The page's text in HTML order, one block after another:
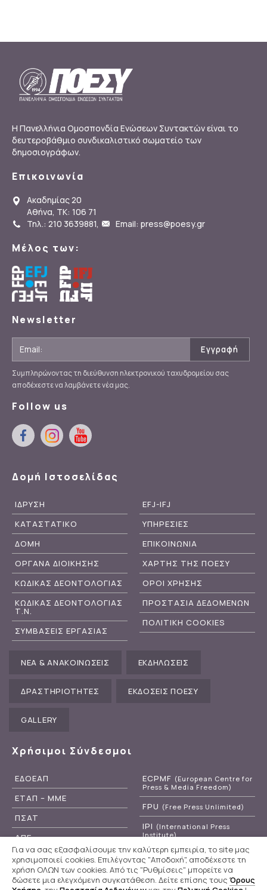
Η Πανελλήνια Ομοσπονδία Ενώσεων Συντακτών είναι το
δευτεροβάθμιο συνδικαλιστικό σωματείο των
δημοσιογράφων.
Επικοινωνία
Ακαδημίας 20
Αθήνα, ΤΚ: 106 71
Τηλ.: 210 3639881, Email: press@poesy.gr
Μέλος των:
Newsletter
Συμπληρώνοντας τη διεύθυνση ηλεκτρονικού ταχυδρομείου σας
αποδέχεστε να λαμβάνετε νέα μας.
Follow us
Δομή Ιστοσελίδας
ΙΔΡΥΣΗ
ΚΑΤΑΣΤΑΤΙΚΟ
ΔΟΜΗ
ΟΡΓΑΝΑ ΔΙΟΙΚΗΣΗΣ
ΚΩΔΙΚΑΣ ΔΕΟΝΤΟΛΟΓΙΑΣ
ΚΩΔΙΚΑΣ ΔΕΟΝΤΟΛΟΓΙΑΣ
Τ.Ν.
ΣΥΜΒΑΣΕΙΣ ΕΡΓΑΣΙΑΣ
EFJ-IFJ
ΥΠΗΡΕΣΙΕΣ
ΕΠΙΚΟΙΝΩΝΙΑ
ΧΑΡΤΗΣ ΤΗΣ ΠΟΕΣΥ
ΟΡΟΙ ΧΡΗΣΗΣ
ΠΡΟΣΤΑΣΙΑ ΔΕΔΟΜΕΝΩΝ
ΠΟΛΙΤΙΚΗ COOKIES
ΝΕΑ & ΑΝΑΚΟΙΝΩΣΕΙΣ ΕΚΔΗΛΩΣΕΙΣ
ΔΡΑΣΤΗΡΙΟΤΗΤΕΣ ΕΚΔΟΣΕΙΣ ΠΟΕΣΥ
GALLERY
Χρήσιμοι Σύνδεσμοι
ΕΔΟΕΑΠ
ΕΤΑΠ – ΜΜΕ
ΠΣΑΤ
ΑΠΕ
ΕΡΤ
ECPMF (European Centre for
Press & Media Freedom)
FPU (Free Press Unlimited)
IPI (International Press
Institute)
RSF(Reporters Without
Borders)
Για να σας εξασφαλίσουμε την καλύτερη εμπειρία, το site μας
χρησιμοποιεί cookies. Επιλέγοντας "Αποδοχή", αποδέχεστε τη
χρήση ΟΛΩΝ των cookies. Από τις "Ρυθμίσεις" μπορείτε να
δώσετε μια ελεγχόμενη συγκατάθεση. Δείτε επίσης τους Όρους